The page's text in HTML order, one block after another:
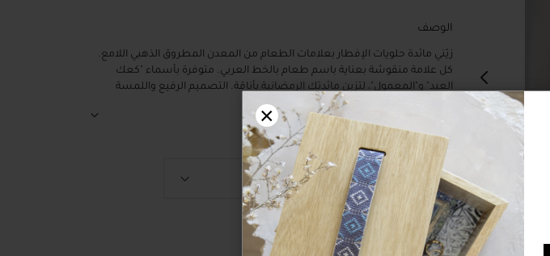
×
الوصف
زيّني مائدة حلويات الإفطار بعلامات الطعام من المعدن المطروق الذهبي اللامع.
كل علامة منقوشة بعناية باسم طعام بالخط العربي. متوفرة بأسماء "كعك
العيد" و"المعمول"، لتزين مائدتك الرمضانية بأناقة. التصميم الرفيع واللمسة
النهائية باللون الذهبي اللامع تزيد العلامات أناقة لا مثيل لها. مما يجعلها مثالية
لتقديم الحلويات التراثية.
النمط
الكمية